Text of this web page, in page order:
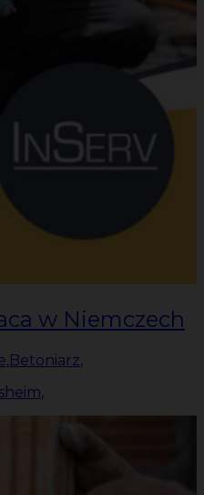
w Niemczech
,Betoniarz,
,